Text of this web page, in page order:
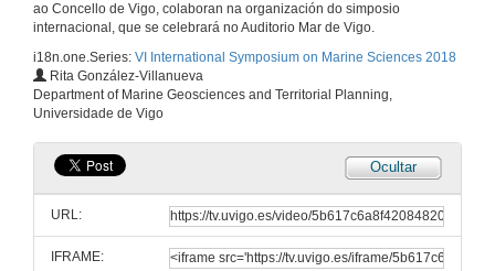
ao Concello de Vigo, colaboran na organización do simposio
internacional, que se celebrará no Auditorio Mar de Vigo.
i18n.one.Series: VI International Symposium on Marine Sciences 2018
Rita González-Villanueva
Department of Marine Geosciences and Territorial Planning,
Universidade de Vigo
Ocultar
URL:
IFRAME:
21 de xuño de 2018
A new method for assessing the underwater seascape for marine tourism management in marine protected areas
Autores: C. PiñeiroCorbeira, R. de la Cruz Modino, M. Olmedo, and R. Barreiro
21 de xuño de 2018